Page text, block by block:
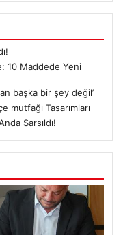
10 Maddede Yeni
başka bir şey değil’
mutfağı Tasarımları
Sarsıldı!